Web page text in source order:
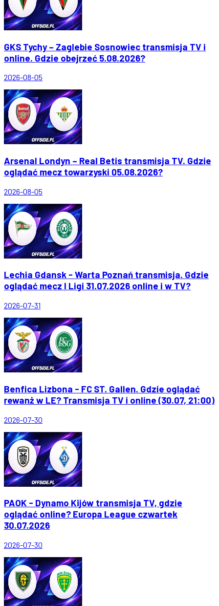
GKS Tychy – Zaglebie Sosnowiec transmisja TV i
online. Gdzie obejrzeć 5.08.2026?
2026-08-05
Arsenal Londyn – Real Betis transmisja TV. Gdzie
oglądać mecz towarzyski 05.08.2026?
2026-08-05
Lechia Gdansk - Warta Poznań transmisja. Gdzie
oglądać mecz I Ligi 31.07.2026 online i w TV?
2026-07-31
Benfica Lizbona - FC ST. Gallen. Gdzie oglądać
rewanż w LE? Transmisja TV i online (30.07, 21:00)
2026-07-30
PAOK - Dynamo Kijów transmisja TV, gdzie
oglądać online? Europa League czwartek
30.07.2026
2026-07-30